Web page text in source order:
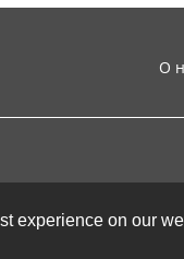
experience on our
О